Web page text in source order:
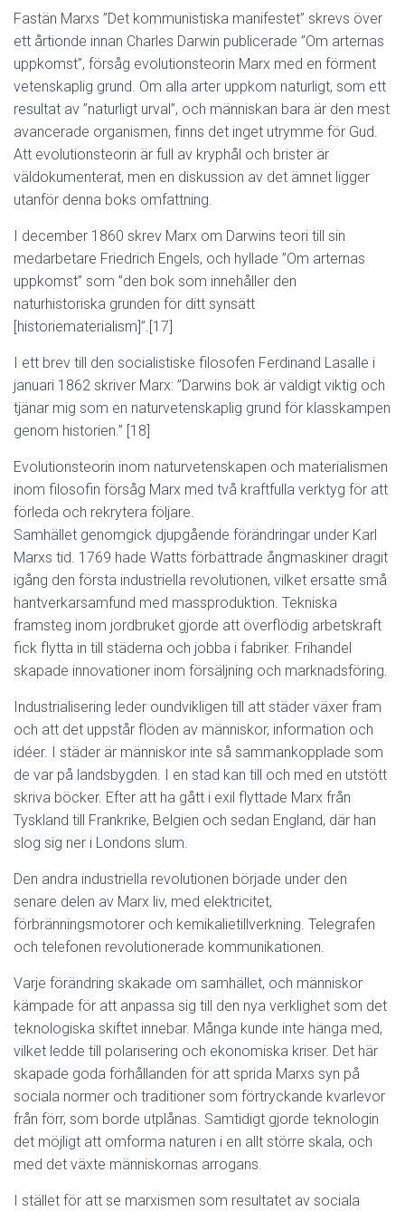
Fastän Marxs ”Det kommunistiska manifestet” skrevs över
ett årtionde innan Charles Darwin publicerade ”Om arternas
uppkomst”, försåg evolutionsteorin Marx med en förment
vetenskaplig grund. Om alla arter uppkom naturligt, som ett
resultat av ”naturligt urval”, och människan bara är den mest
avancerade organismen, finns det inget utrymme för Gud.
Att evolutionsteorin är full av kryphål och brister är
väldokumenterat, men en diskussion av det ämnet ligger
utanför denna boks omfattning.
I december 1860 skrev Marx om Darwins teori till sin
medarbetare Friedrich Engels, och hyllade ”Om arternas
uppkomst” som ”den bok som innehåller den
naturhistoriska grunden för ditt synsätt
[historiematerialism]”.[17]
I ett brev till den socialistiske filosofen Ferdinand Lasalle i
januari 1862 skriver Marx: ”Darwins bok är väldigt viktig och
tjänar mig som en naturvetenskaplig grund för klasskampen
genom historien.” [18]
Evolutionsteorin inom naturvetenskapen och materialismen
inom filosofin försåg Marx med två kraftfulla verktyg för att
förleda och rekrytera följare.
Samhället genomgick djupgående förändringar under Karl
Marxs tid. 1769 hade Watts förbättrade ångmaskiner dragit
igång den första industriella revolutionen, vilket ersatte små
hantverkarsamfund med massproduktion. Tekniska
framsteg inom jordbruket gjorde att överflödig arbetskraft
fick flytta in till städerna och jobba i fabriker. Frihandel
skapade innovationer inom försäljning och marknadsföring.
Industrialisering leder oundvikligen till att städer växer fram
och att det uppstår flöden av människor, information och
idéer. I städer är människor inte så sammankopplade som
de var på landsbygden. I en stad kan till och med en utstött
skriva böcker. Efter att ha gått i exil flyttade Marx från
Tyskland till Frankrike, Belgien och sedan England, där han
slog sig ner i Londons slum.
Den andra industriella revolutionen började under den
senare delen av Marx liv, med elektricitet,
förbränningsmotorer och kemikalietillverkning. Telegrafen
och telefonen revolutionerade kommunikationen.
Varje förändring skakade om samhället, och människor
kämpade för att anpassa sig till den nya verklighet som det
teknologiska skiftet innebar. Många kunde inte hänga med,
vilket ledde till polarisering och ekonomiska kriser. Det här
skapade goda förhållanden för att sprida Marxs syn på
sociala normer och traditioner som förtryckande kvarlevor
från förr, som borde utplånas. Samtidigt gjorde teknologin
det möjligt att omforma naturen i en allt större skala, och
med det växte människornas arrogans.
I stället för att se marxismen som resultatet av sociala